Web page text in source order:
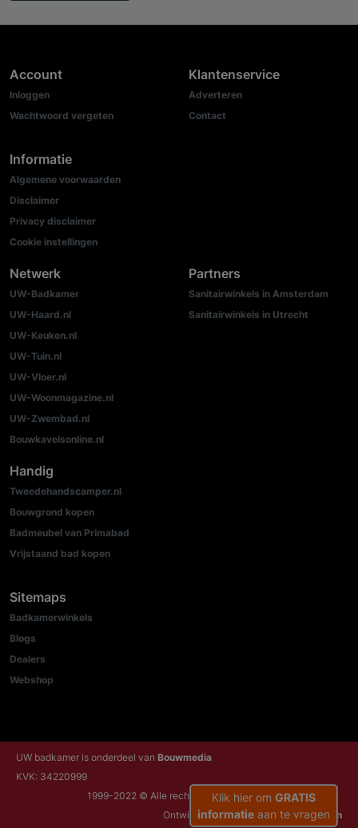
Account
Inloggen
Wachtwoord vergeten
Informatie
Algemene voorwaarden
Disclaimer
Privacy disclaimer
Cookie instellingen
Klantenservice
Adverteren
Contact
Netwerk
UW-Badkamer
UW-Haard.nl
UW-Keuken.nl
UW-Tuin.nl
UW-Vloer.nl
UW-Woonmagazine.nl
UW-Zwembad.nl
Bouwkavelsonline.nl
Partners
Sanitairwinkels in Amsterdam
Sanitairwinkels in Utrecht
Handig
Tweedehandscamper.nl
Bouwgrond kopen
Badmeubel van Primabad
Vrijstaand bad kopen
Sitemaps
Badkamerwinkels
Blogs
Dealers
Webshop
UW badkamer is onderdeel van Bouwmedia
KVK: 34220999
1999-2022 © Alle rechten voorbehouden
Ontwikkeld door:NRG Internetdiensten
Klik hier om GRATIS
informatie aan te vragen